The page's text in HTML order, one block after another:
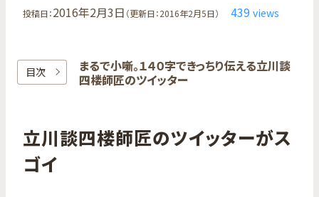
投稿日：2016年2月3日 （更新日：2016年2月5日） 439 views
目次
まるで​小噺。​１４０字できっちり​伝える​立川談
四楼師匠の​ツイッター
立川談四楼師匠のツイッターがス
ゴイ